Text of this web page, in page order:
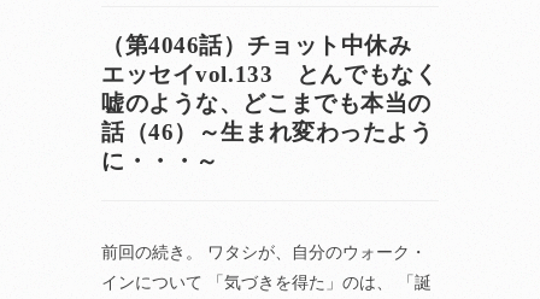
（第4046話）チョット中休み
エッセイvol.133 とんでもなく
嘘のような、どこまでも本当の
話（46）～生まれ変わったよう
に・・・～
前回の続き。 ワタシが、自分のウォーク・
インについて 「気づきを得た」のは、 「誕